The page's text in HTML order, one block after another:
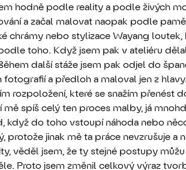
hodně podle reality a podle živých
a začal malovat naopak podle
chrámy nebo stylizace Wayang
toho. Když jsem pak v ateliéru
další stáže jsem pak odjel do
a předloh a maloval jen z
rozpoložení, které se snažím přenést
spíš celý ten proces malby, já
když do toho vstoupí náhoda nebo
protože jinak mě ta práce nevzrušuje a
věděl jsem, že ty stejné postupy
Proto jsem změnil celkový výraz